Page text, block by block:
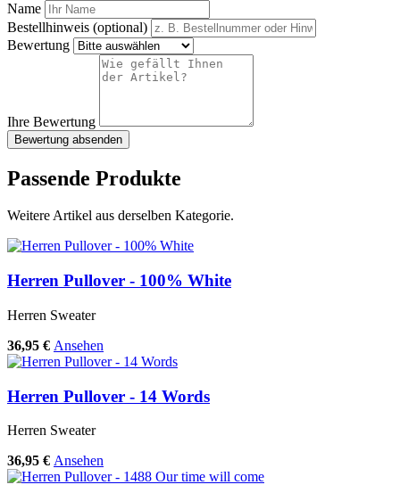
Name
Bestellhinweis (optional)
Bewertung
Ihre Bewertung
Bewertung absenden
Passende Produkte
Weitere Artikel aus derselben Kategorie.
Herren Pullover - 100% White
Herren Sweater
36,95 € Ansehen
Herren Pullover - 14 Words
Herren Sweater
36,95 € Ansehen